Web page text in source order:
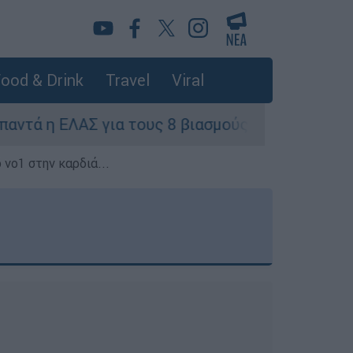
& Drink Travel Viral
ΕΛΑΣ για τους 8 βιασμούς τουριστριών -
στην καρδιά...